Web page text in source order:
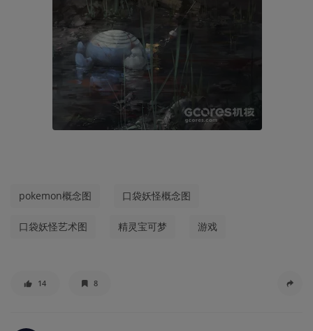
pokemon概念图 口袋妖怪概念图
口袋妖怪艺术图 精灵宝可梦 游戏
14 8